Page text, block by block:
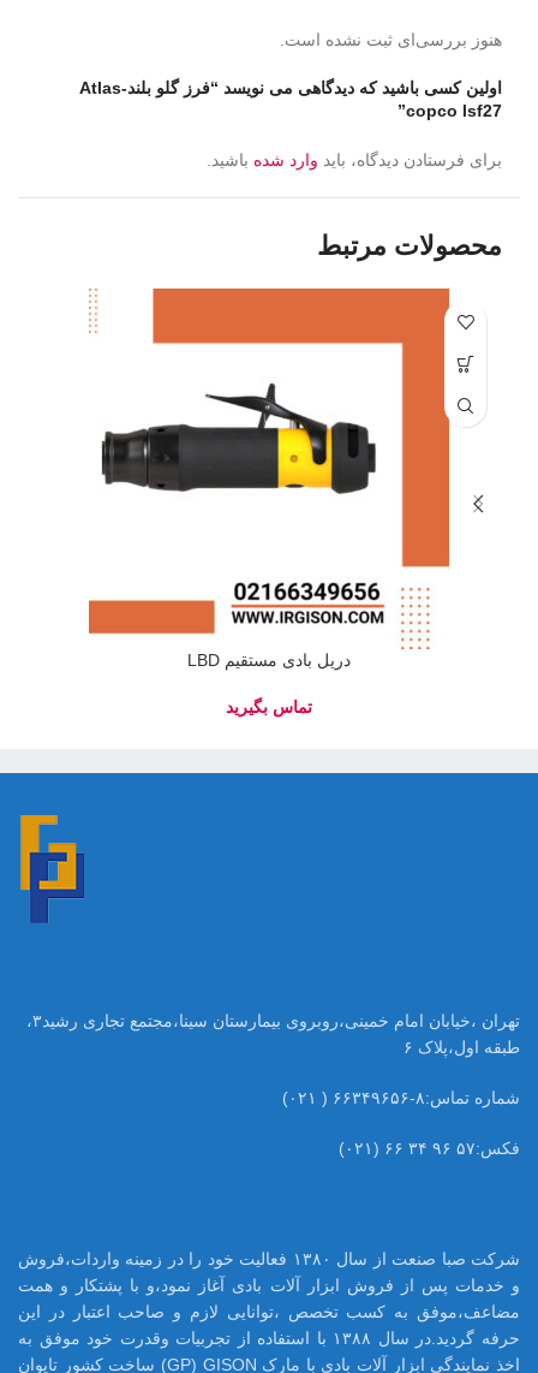
هنوز بررسی‌ای ثبت نشده است.
اولین کسی باشید که دیدگاهی می نویسد “فرز گلو بلند-Atlas
copco lsf27”
برای فرستادن دیدگاه، باید وارد شده باشید.
محصولات مرتبط
دریل بادی مستقیم LBD
تهران ،خیابان امام خمینی،روبروی بیمارستان سینا،مجتمع تجاری رشید۳،
طبقه اول،پلاک ۶
شماره تماس:۸-۶۶۳۴۹۶۵۶ ( ۰۲۱)
فکس:۵۷ ۹۶ ۳۴ ۶۶ (۰۲۱)
شرکت صبا صنعت از سال ۱۳۸۰ فعالیت خود را در زمینه واردات،فروش
و خدمات پس از فروش ابزار آلات بادی آغاز نمود،و با پشتکار و همت
مضاعف،موفق به کسب تخصص ،توانایی لازم و صاحب اعتبار در این
حرفه گردید.در سال ۱۳۸۸ با استفاده از تجربیات وقدرت خود موفق به
اخذ نمایندگی ابزار آلات بادی با مارک GP) GISON) ساخت کشور تایوان